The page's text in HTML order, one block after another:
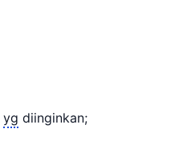
yg diinginkan;